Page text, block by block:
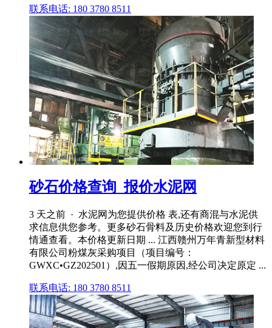
联系电话: 180 3780 8511
砂石价格查询_报价水泥网
3 天之前 · 水泥网为您提供价格 表,还有商混与水泥供
求信息供您参考。更多砂石骨料及历史价格欢迎您到行
情通查看。本价格更新日期 ... 江西赣州万年青新型材料
有限公司粉煤灰采购项目（项目编号：
GWXC•GZ202501）,因五一假期原因,经公司决定原定 ...
联系电话: 180 3780 8511